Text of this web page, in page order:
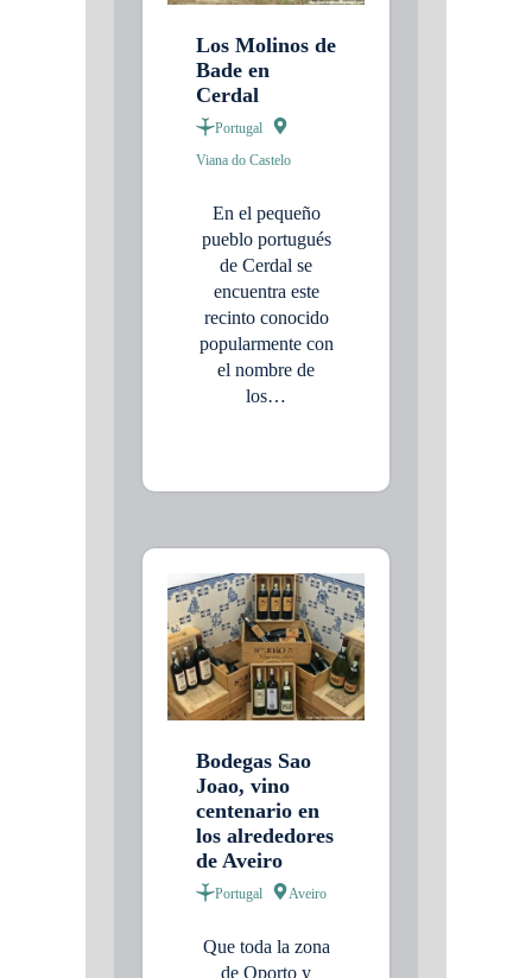
Los Molinos de
Bade en
Cerdal
Portugal
Viana do Castelo
En el pequeño
pueblo portugués
de Cerdal se
encuentra este
recinto conocido
popularmente con
el nombre de
los…
Bodegas Sao
Joao, vino
centenario en
los alrededores
de Aveiro
Portugal Aveiro
Que toda la zona
de Oporto y